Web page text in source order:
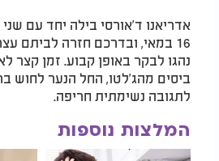
אדריאנו ד'אורסי בילה יחד עם
16 במאי, ובדרכם חזרה לביתם
נהגו לבקר באופן קבוע. זמן קצר
ביסים מהג'לטו, החל הנער לחוש
לתגובה נשימתית חריפה.
המלצות נוספות